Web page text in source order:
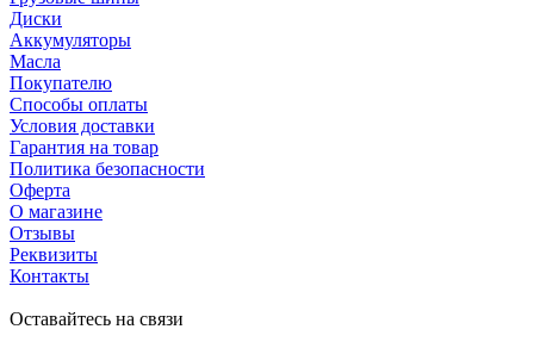
Диски
Аккумуляторы
Масла
Покупателю
Способы оплаты
Условия доставки
Гарантия на товар
Политика безопасности
Оферта
О магазине
Отзывы
Реквизиты
Контакты
Оставайтесь на связи